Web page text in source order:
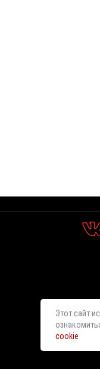
Этот сайт
cookie